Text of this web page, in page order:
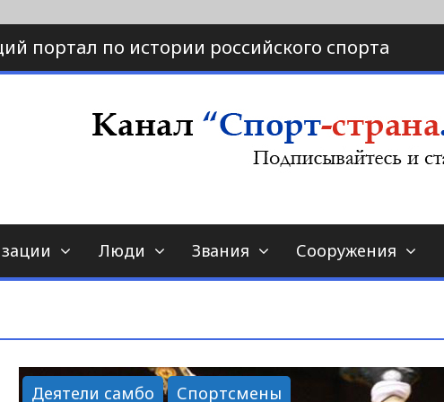
портал по истории российского спорта
страна.ру
по истории спорта
Люди Звания Сооружения
Деятели самбо Спортсмены